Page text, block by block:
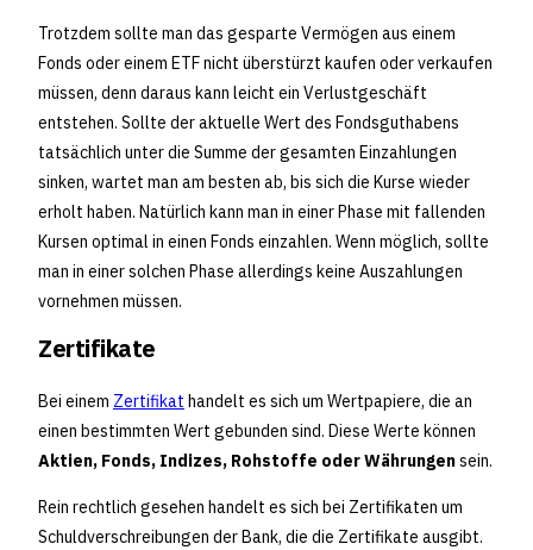
Trotzdem sollte man das gesparte Vermögen aus einem
Fonds oder einem ETF nicht überstürzt kaufen oder verkaufen
müssen, denn daraus kann leicht ein Verlustgeschäft
entstehen. Sollte der aktuelle Wert des Fondsguthabens
tatsächlich unter die Summe der gesamten Einzahlungen
sinken, wartet man am besten ab, bis sich die Kurse wieder
erholt haben. Natürlich kann man in einer Phase mit fallenden
Kursen optimal in einen Fonds einzahlen. Wenn möglich, sollte
man in einer solchen Phase allerdings keine Auszahlungen
vornehmen müssen.
Zertifikate
Bei einem Zertifikat handelt es sich um Wertpapiere, die an
einen bestimmten Wert gebunden sind. Diese Werte können
Aktien, Fonds, Indizes, Rohstoffe oder Währungensein.
Rein rechtlich gesehen handelt es sich bei Zertifikaten um
Schuldverschreibungen der Bank, die die Zertifikate ausgibt.